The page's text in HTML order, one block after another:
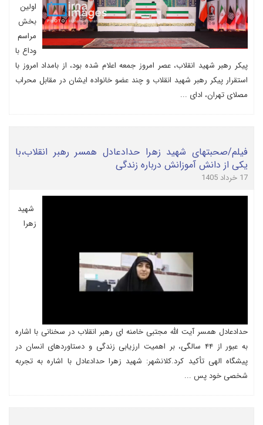
اولین
بخش
مراسم
وداع با
پیکر رهبر شهید انقلاب، عصر امروز جمعه اعلام شده بود، از بامداد امروز با
استقرار پیکر رهبر شهید انقلاب و چند عضو خانواده ایشان در مقابل محراب
مصلای تهران، ادای ...
فیلم/صحبتهای شهید زهرا حدادعادل همسر رهبر انقلاب،با
یکی از دانش آموزانش درباره زندگی
17 خرداد 1405
شهید
زهرا
حدادعادل همسر آیت الله مجتبی خامنه ای رهبر انقلاب در سخنانی با اشاره
به عبور از ۴۴ سالگی، بر اهمیت ارزیابی زندگی و دستاوردهای انسان در
پیشگاه الهی تأکید کرد.کلانشهر: شهید زهرا حدادعادل با اشاره به تجربه
شخصی خود پس ...